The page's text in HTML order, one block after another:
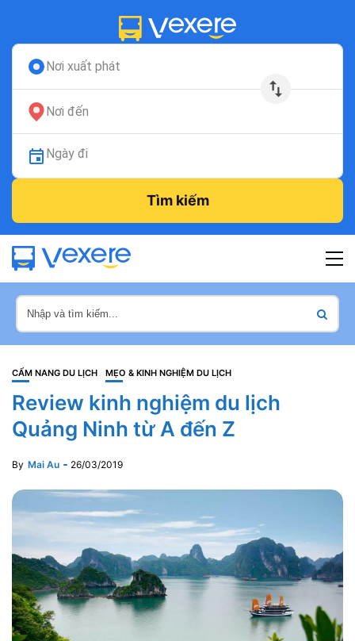
Nơi xuất phát
Nơi đến
Ngày đi
Tìm kiếm
CẨM NANG DU LỊCH MẸO & KINH NGHIỆM DU LỊCH
Review kinh nghiệm du lịch
Quảng Ninh từ A đến Z
By Mai Au 26/03/2019